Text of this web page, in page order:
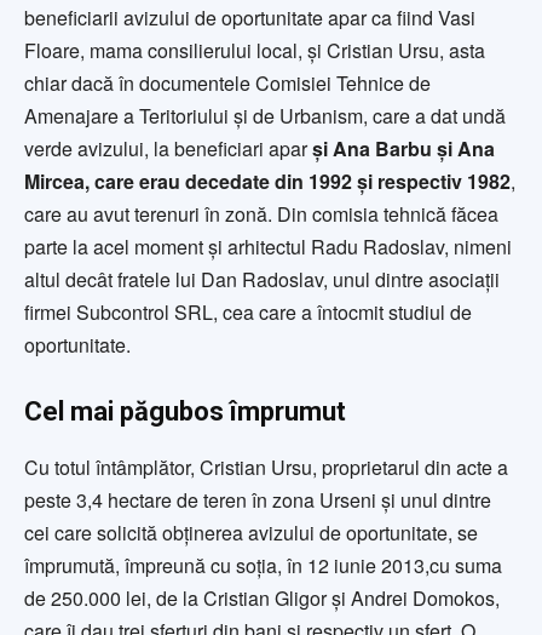
beneficiarii avizului de oportunitate apar ca fiind Vasi
Floare, mama consilierului local, și Cristian Ursu, asta
chiar dacă în documentele Comisiei Tehnice de
Amenajare a Teritoriului și de Urbanism, care a dat undă
verde avizului, la beneficiari aparși Ana Barbu și Ana
Mircea, care erau decedate din 1992 și respectiv 1982,
care au avut terenuri în zonă. Din comisia tehnică făcea
parte la acel moment și arhitectul Radu Radoslav, nimeni
altul decât fratele lui Dan Radoslav, unul dintre asociații
firmei Subcontrol SRL, cea care a întocmit studiul de
oportunitate.
Cel mai păgubos împrumut
Cu totul întâmplător, Cristian Ursu, proprietarul din acte a
peste 3,4 hectare de teren în zona Urseni și unul dintre
cei care solicită obținerea avizului de oportunitate, se
împrumută, împreună cu soția, în 12 iunie 2013,cu suma
de 250.000 lei, de la Cristian Gligor și Andrei Domokos,